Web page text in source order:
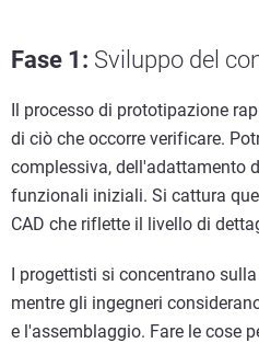
Fase 1: Sviluppo del
Il processo di prototipazione
di ciò che occorre verificare.
complessiva, dell'adattamento
funzionali iniziali. Si cattura
CAD che riflette il livello di
I progettisti si concentrano
mentre gli ingegneri
e l'assemblaggio. Fare le cose